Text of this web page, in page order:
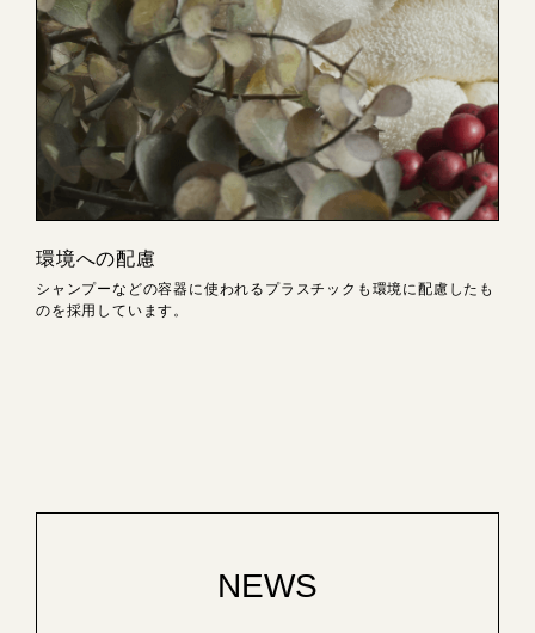
環境への配慮
シャンプーなどの容器に使われるプラスチックも環境に配慮したも
のを採用しています。
NEWS